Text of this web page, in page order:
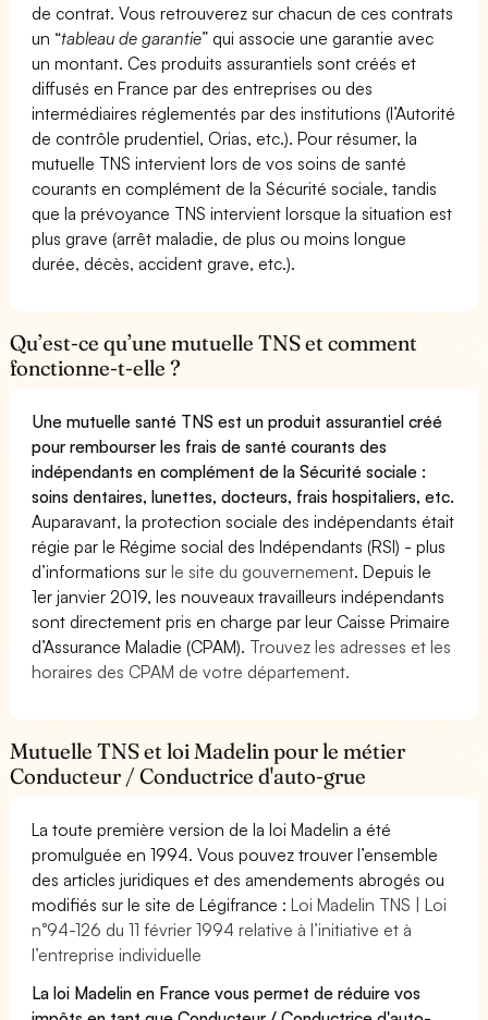
de contrat. Vous retrouverez sur chacun de ces contrats
un “tableau de garantie” qui associe une garantie avec
un montant. Ces produits assurantiels sont créés et
diffusés en France par des entreprises ou des
intermédiaires réglementés par des institutions (l’Autorité
de contrôle prudentiel, Orias, etc.). Pour résumer, la
mutuelle TNS intervient lors de vos soins de santé
courants en complément de la Sécurité sociale, tandis
que la prévoyance TNS intervient lorsque la situation est
plus grave (arrêt maladie, de plus ou moins longue
durée, décès, accident grave, etc.).
Qu’est-ce qu’une mutuelle TNS et comment
fonctionne-t-elle ?
Une mutuelle santé TNS est un produit assurantiel créé
pour rembourser les frais de santé courants des
indépendants en complément de la Sécurité sociale :
soins dentaires, lunettes, docteurs, frais hospitaliers, etc.
Auparavant, la protection sociale des indépendants était
régie par le Régime social des Indépendants (RSI) - plus
d’informations surle site du gouvernement. Depuis le
1er janvier 2019, les nouveaux travailleurs indépendants
sont directement pris en charge par leur Caisse Primaire
d’Assurance Maladie (CPAM). Trouvez les adresses et les
horaires des CPAM de votre département.
Mutuelle TNS et loi Madelin pour le métier
Conducteur / Conductrice d'auto-grue
La toute première version de la loi Madelin a été
promulguée en 1994. Vous pouvez trouver l’ensemble
des articles juridiques et des amendements abrogés ou
modifiés sur le site de Légifrance :Loi Madelin TNS | Loi
n°94-126 du 11 février 1994 relative à l’initiative et à
l’entreprise individuelle
La loi Madelin en France vous permet de réduire vos